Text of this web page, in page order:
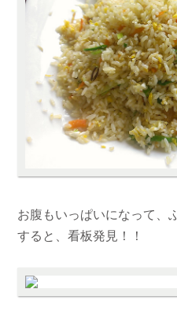
お腹もいっぱいになって、
すると、看板発見！！